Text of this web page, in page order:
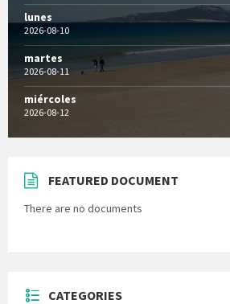
lunes
2026-08-10
martes
2026-08-11
miércoles
2026-08-12
FEATURED DOCUMENT
There are no documents
CATEGORIES